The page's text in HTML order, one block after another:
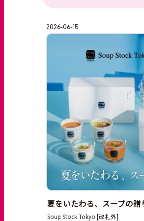
2026-06-15
Soup Stock Tokyo [改札外]